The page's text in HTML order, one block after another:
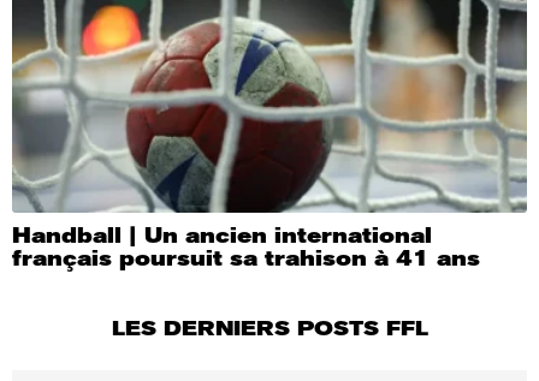
Handball | Un ancien international
français poursuit sa trahison à 41 ans
LES DERNIERS POSTS FFL